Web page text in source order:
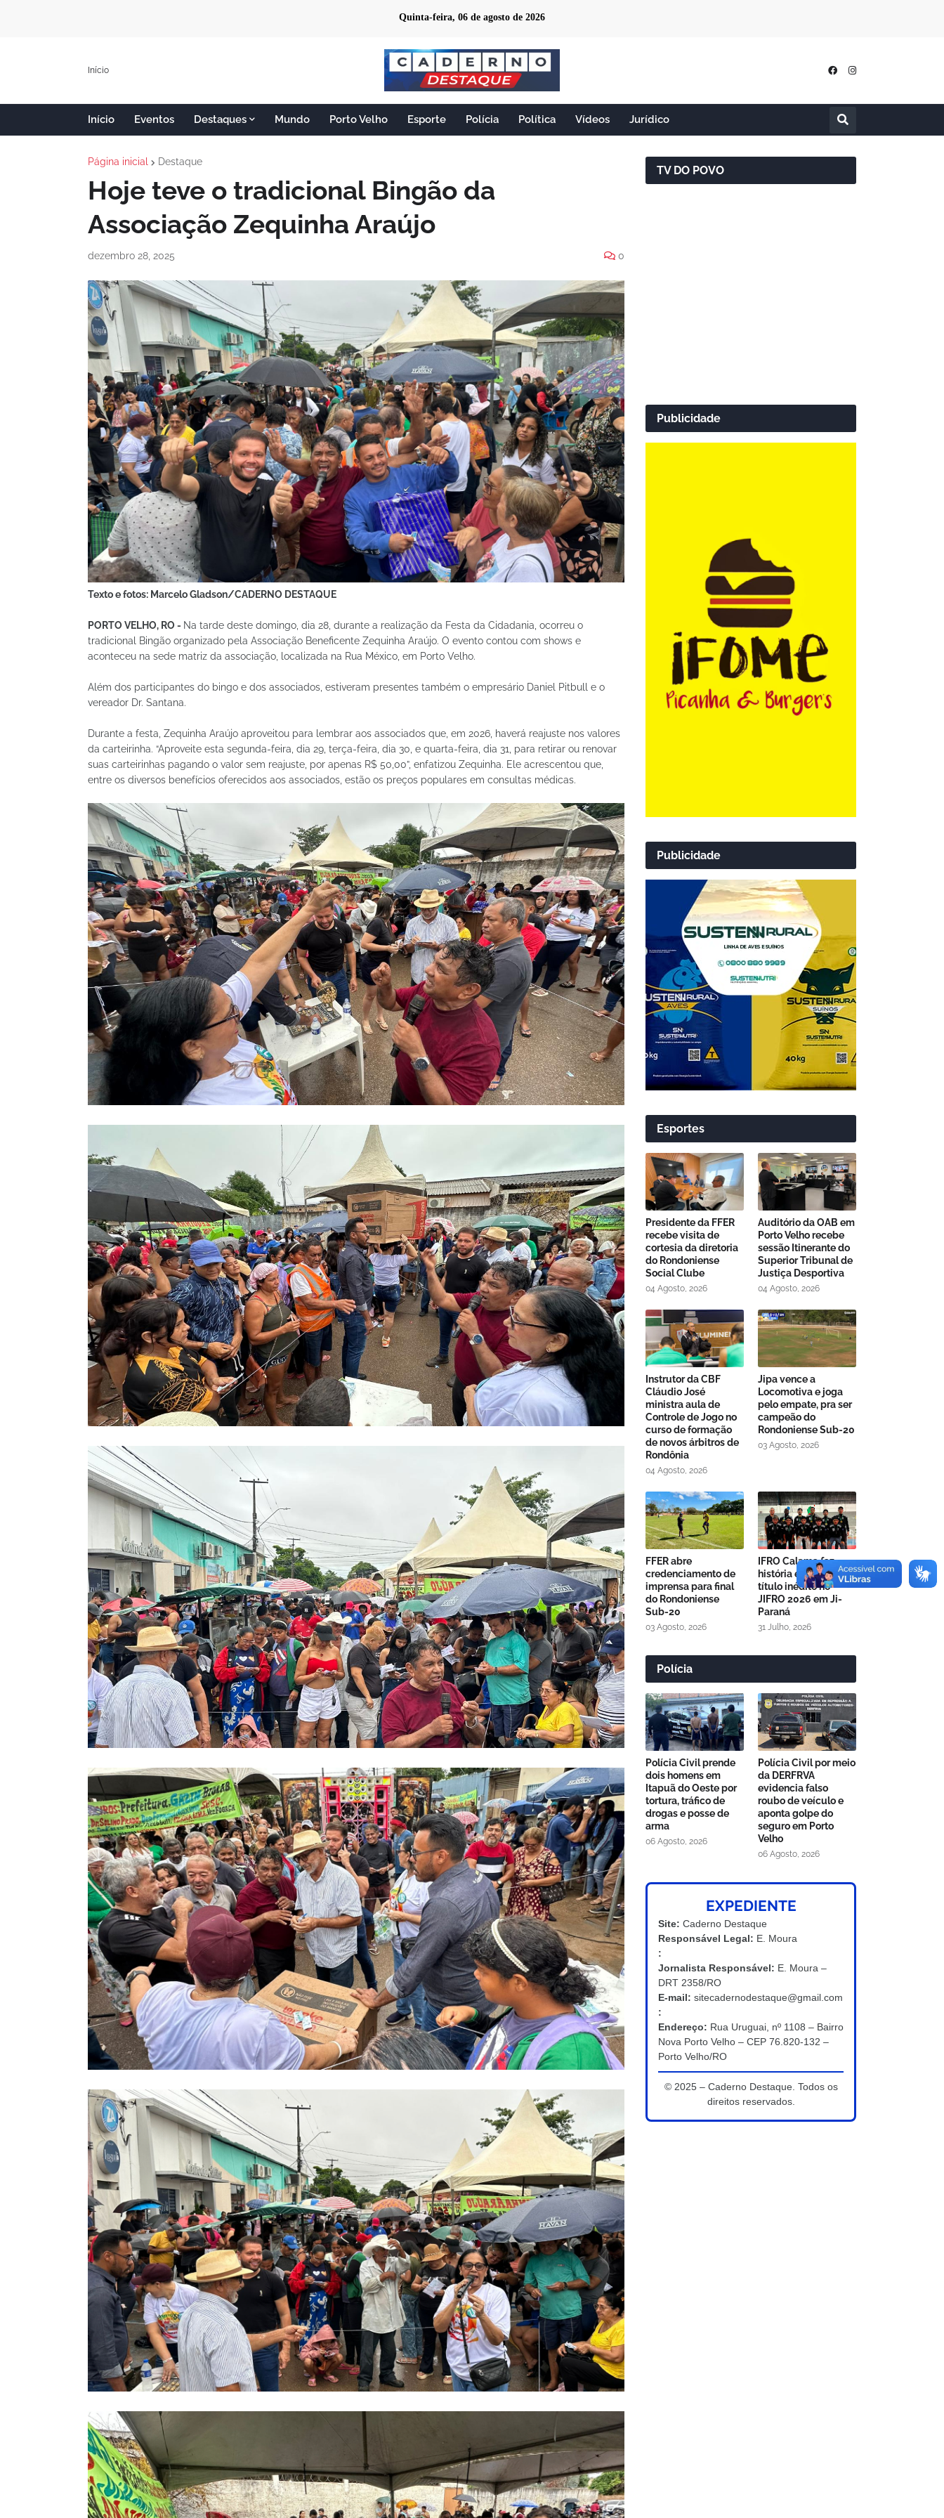
Quinta-feira, 06 de agosto de 2026
Início
Início Eventos Destaques Mundo Porto Velho Esporte Polícia Política Vídeos Jurídico
Página inicial Destaque
Hoje teve o tradicional Bingão da
Associação Zequinha Araújo
dezembro 28, 2025 0
Texto e fotos: Marcelo Gladson/CADERNO DESTAQUE
PORTO VELHO, RO - Na tarde deste domingo, dia 28, durante a realização da Festa da Cidadania, ocorreu o
tradicional Bingão organizado pela Associação Beneficente Zequinha Araújo. O evento contou com shows e
aconteceu na sede matriz da associação, localizada na Rua México, em Porto Velho.
Além dos participantes do bingo e dos associados, estiveram presentes também o empresário Daniel Pitbull e o
vereador Dr. Santana.
Durante a festa, Zequinha Araújo aproveitou para lembrar aos associados que, em 2026, haverá reajuste nos valores
da carteirinha. “Aproveite esta segunda-feira, dia 29, terça-feira, dia 30, e quarta-feira, dia 31, para retirar ou renovar
suas carteirinhas pagando o valor sem reajuste, por apenas R$ 50,00”, enfatizou Zequinha. Ele acrescentou que,
entre os diversos benefícios oferecidos aos associados, estão os preços populares em consultas médicas.
TV DO POVO
Publicidade
Publicidade
Esportes
Presidente da FFER
recebe visita de
cortesia da diretoria
do Rondoniense
Social Clube
04 Agosto, 2026
Auditório da OAB em
Porto Velho recebe
sessão Itinerante do
Superior Tribunal de
Justiça Desportiva
04 Agosto, 2026
Instrutor da CBF
Cláudio José
ministra aula de
Controle de Jogo no
curso de formação
de novos árbitros de
Rondônia
04 Agosto, 2026
Jipa vence a
Locomotiva e joga
pelo empate, pra ser
campeão do
Rondoniense Sub-20
03 Agosto, 2026
FFER abre
credenciamento de
imprensa para final
do Rondoniense
Sub-20
03 Agosto, 2026
IFRO Calama faz
história e conquista
título inédito no
JIFRO 2026 em Ji-
Paraná
31 Julho, 2026
Polícia
Polícia Civil prende
dois homens em
Itapuã do Oeste por
tortura, tráfico de
drogas e posse de
arma
06 Agosto, 2026
Polícia Civil por meio
da DERFRVA
evidencia falso
roubo de veículo e
aponta golpe do
seguro em Porto
Velho
06 Agosto, 2026
EXPEDIENTE
Site: Caderno Destaque
Responsável Legal: E. Moura
:
Jornalista Responsável: E. Moura –
DRT 2358/RO
E-mail: sitecadernodestaque@gmail.com
:
Endereço: Rua Uruguai, nº 1108 – Bairro
Nova Porto Velho – CEP 76.820-132 –
Porto Velho/RO
© 2025 – Caderno Destaque. Todos os
direitos reservados.